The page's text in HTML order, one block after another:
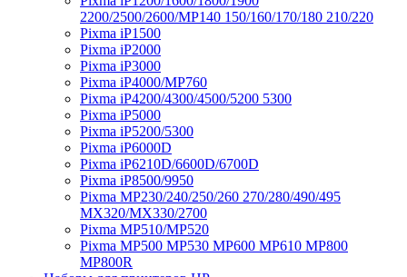
2200/2500/2600/MP140 150/160/170/180 210/220
Pixma iP1500
Pixma iP2000
Pixma iP3000
Pixma iP4000/MP760
Pixma iP4200/4300/4500/5200 5300
Pixma iP5000
Pixma iP5200/5300
Pixma iP6000D
Pixma iP6210D/6600D/6700D
Pixma iP8500/9950
Pixma MP230/240/250/260 270/280/490/495
MX320/MX330/2700
Pixma MP510/MP520
Pixma MP500 MP530 MP600 MP610 MP800
MP800R